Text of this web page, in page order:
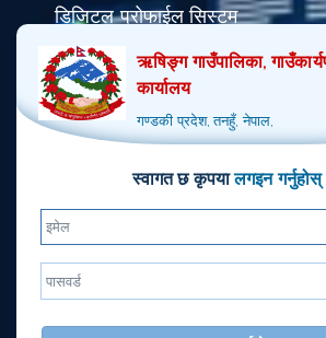
डिजिटल प्रोफाईल सिस्टम
ऋषिङ्ग गाउँपालिका,
कार्यालय
गण्डकी प्रदेश, तनहुँ, नेपाल,
स्वागत छ कृपयालगइन गर्नुहोस्